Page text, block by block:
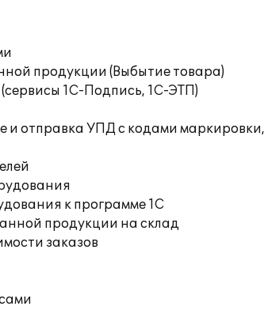
продукции (Выбытие товара)
1С-Подпись, 1С-ЭТП)
отправка УПД с кодами
к программе 1С
продукции на склад
заказов